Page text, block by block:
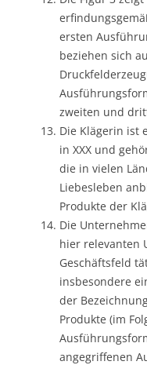
ersten
beziehen sich
zweiten und
Die Klägerin ist
in XXX und
die in vielen
Liebesleben
Produkte der
Die
hier relevanten
Geschäftsfeld
insbesondere
der
Produkte (im
angegriffenen